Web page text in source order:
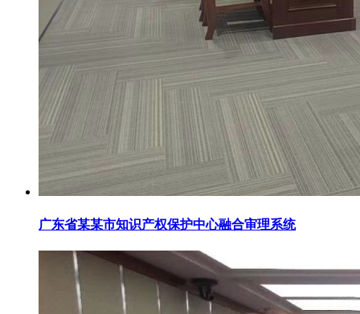
广东省某某市知识产权保护中心融合审理系统